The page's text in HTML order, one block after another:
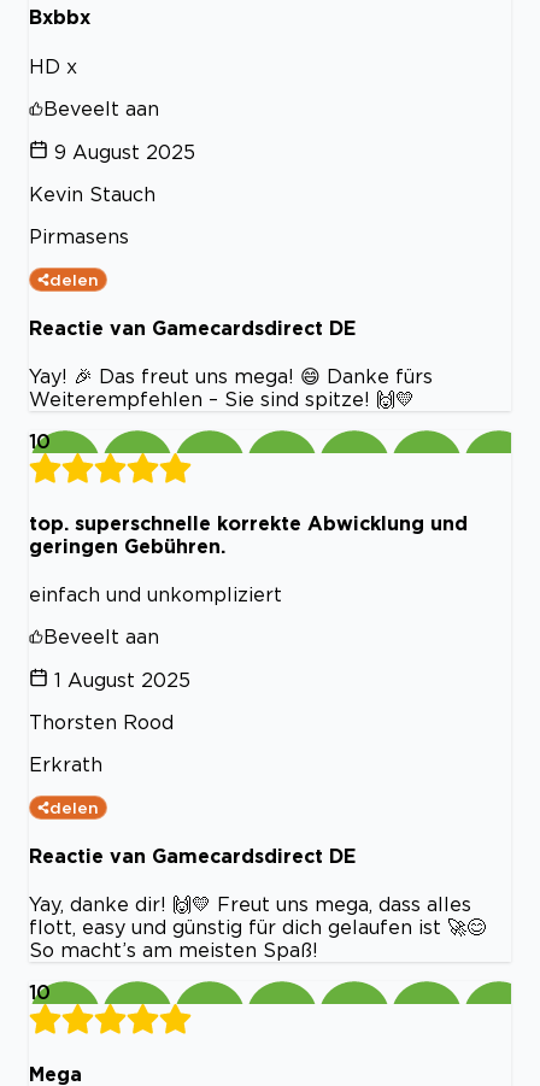
Bxbbx
HD x
Beveelt aan
9 August 2025
Kevin Stauch
Pirmasens
delen
Reactie van Gamecardsdirect DE
Yay! 🎉 Das freut uns mega! 😄 Danke fürs
Weiterempfehlen – Sie sind spitze! 🙌💛
10
top. superschnelle korrekte Abwicklung und
geringen Gebühren.
einfach und unkompliziert
Beveelt aan
1 August 2025
Thorsten Rood
Erkrath
delen
Reactie van Gamecardsdirect DE
Yay, danke dir! 🙌💛 Freut uns mega, dass alles
flott, easy und günstig für dich gelaufen ist 🚀😊
So macht’s am meisten Spaß!
10
Mega